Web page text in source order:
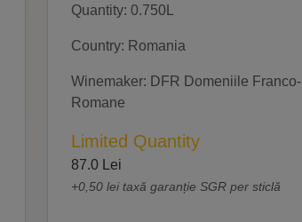
Quantity: 0.750L
Country: Romania
Winemaker: DFR Domeniile Franco-
Romane
Limited Quantity
87.0 Lei
+0,50 lei taxă garanție SGR per sticlă